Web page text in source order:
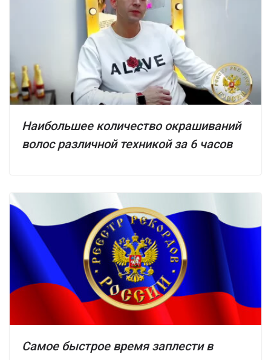
Наибольшее количество окрашиваний
волос различной техникой за 6 часов
Самое быстрое время заплести в